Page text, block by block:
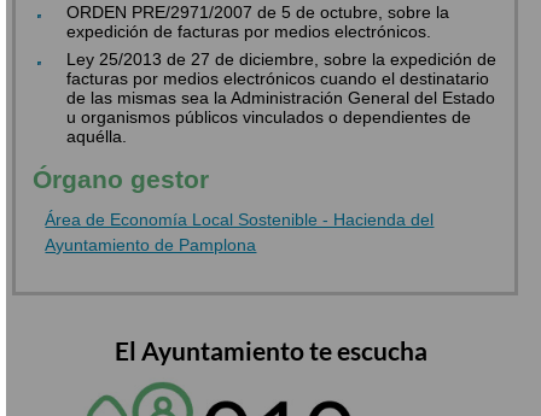
ORDEN PRE/2971/2007 de 5 de octubre, sobre la
expedición de facturas por medios electrónicos.
Ley 25/2013 de 27 de diciembre, sobre la expedición de
facturas por medios electrónicos cuando el destinatario
de las mismas sea la Administración General del Estado
u organismos públicos vinculados o dependientes de
aquélla.
Órgano gestor
Área de Economía Local Sostenible - Hacienda del
Ayuntamiento de Pamplona
El Ayuntamiento te escucha